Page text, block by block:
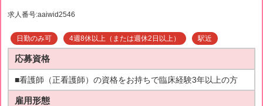
求人番号:aaiwid2546
日勤のみ可 4週8休以上（または週休2日以上） 駅近
応募資格
■看護師（正看護師）の資格をお持ちで臨床経験3年以上の方
雇用形態